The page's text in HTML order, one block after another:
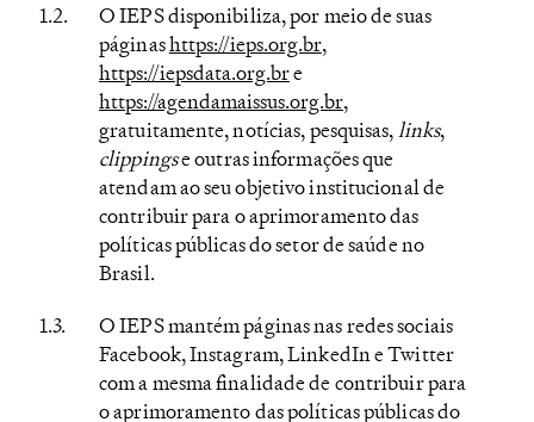
O IEPS disponibiliza, por meio de suas
páginashttps://ieps.org.br,
https://iepsdata.org.bre
https://agendamaissus.org.br,
gratuitamente, notícias, pesquisas,links,
clippingse outras informações que
atendam ao seu objetivo institucional de
contribuir para o aprimoramento das
políticas públicas do setor de saúde no
Brasil.
O IEPS mantém páginas nas redes sociais
Facebook, Instagram, LinkedIn e Twitter
com a mesma finalidade de contribuir para
o aprimoramento das políticas públicas do